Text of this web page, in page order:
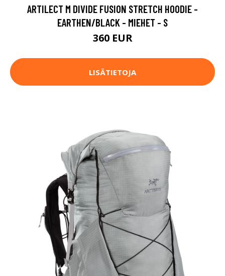
ARTILECT M DIVIDE FUSION STRETCH HOODIE -
EARTHEN/BLACK - MIEHET - S
360 EUR
LISÄTIETOJA